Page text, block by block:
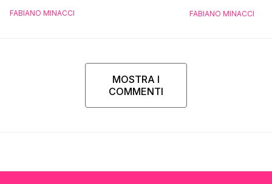
FABIANO MINACCI
Ferrero”
FABIANO MINACCI
MOSTRA I
COMMENTI